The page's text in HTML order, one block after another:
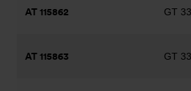
AT 115862 GT
AT 115863 GT